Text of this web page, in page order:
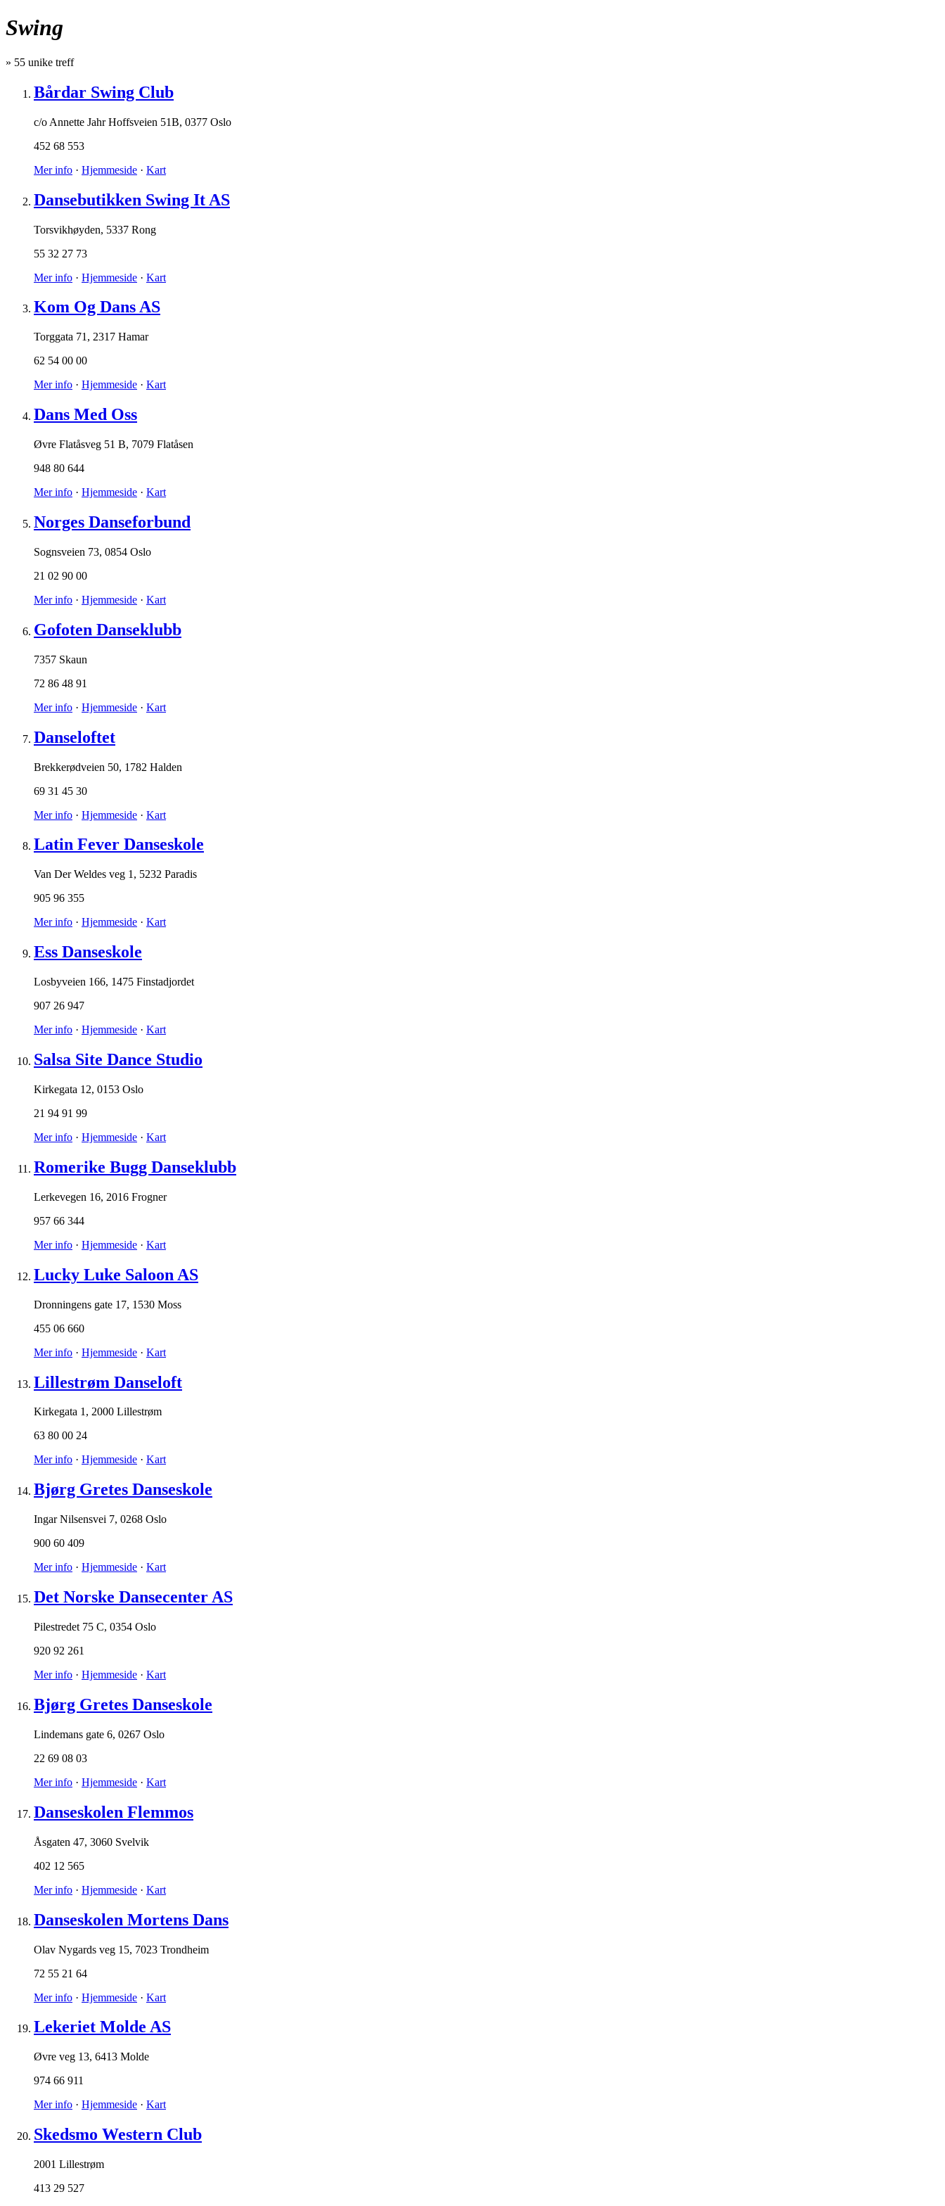
Swing
» 55 unike treff
Bårdar Swing Club
c/o Annette Jahr Hoffsveien 51B, 0377 Oslo
452 68 553
Mer info · Hjemmeside · Kart
Dansebutikken Swing It AS
Torsvikhøyden, 5337 Rong
55 32 27 73
Mer info · Hjemmeside · Kart
Kom Og Dans AS
Torggata 71 , 2317 Hamar
62 54 00 00
Mer info · Hjemmeside · Kart
Dans Med Oss
Øvre Flatåsveg 51 B, 7079 Flatåsen
948 80 644
Mer info · Hjemmeside · Kart
Norges Danseforbund
Sognsveien 73, 0854 Oslo
21 02 90 00
Mer info · Hjemmeside · Kart
Gofoten Danseklubb
7357 Skaun
72 86 48 91
Mer info · Hjemmeside · Kart
Danseloftet
Brekkerødveien 50, 1782 Halden
69 31 45 30
Mer info · Hjemmeside · Kart
Latin Fever Danseskole
Van Der Weldes veg 1 , 5232 Paradis
905 96 355
Mer info · Hjemmeside · Kart
Ess Danseskole
Losbyveien 166, 1475 Finstadjordet
907 26 947
Mer info · Hjemmeside · Kart
Salsa Site Dance Studio
Kirkegata 12, 0153 Oslo
21 94 91 99
Mer info · Hjemmeside · Kart
Romerike Bugg Danseklubb
Lerkevegen 16, 2016 Frogner
957 66 344
Mer info · Hjemmeside · Kart
Lucky Luke Saloon AS
Dronningens gate 17, 1530 Moss
455 06 660
Mer info · Hjemmeside · Kart
Lillestrøm Danseloft
Kirkegata 1, 2000 Lillestrøm
63 80 00 24
Mer info · Hjemmeside · Kart
Bjørg Gretes Danseskole
Ingar Nilsensvei 7, 0268 Oslo
900 60 409
Mer info · Hjemmeside · Kart
Det Norske Dansecenter AS
Pilestredet 75 C, 0354 Oslo
920 92 261
Mer info · Hjemmeside · Kart
Bjørg Gretes Danseskole
Lindemans gate 6, 0267 Oslo
22 69 08 03
Mer info · Hjemmeside · Kart
Danseskolen Flemmos
Åsgaten 47, 3060 Svelvik
402 12 565
Mer info · Hjemmeside · Kart
Danseskolen Mortens Dans
Olav Nygards veg 15, 7023 Trondheim
72 55 21 64
Mer info · Hjemmeside · Kart
Lekeriet Molde AS
Øvre veg 13, 6413 Molde
974 66 911
Mer info · Hjemmeside · Kart
Skedsmo Western Club
2001 Lillestrøm
413 29 527